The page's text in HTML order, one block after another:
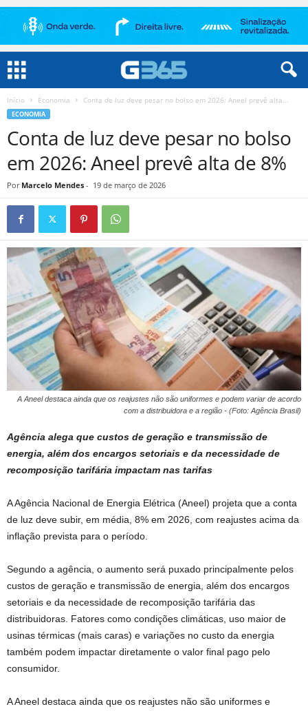
Início Economia Conta de luz deve pesar no bolso em 2026: Aneel prevê alta...
ECONOMIA
Conta de luz deve pesar no bolso
em 2026: Aneel prevê alta de 8%
Por Marcelo Mendes - 19 de março de 2026
A Aneel destaca ainda que os reajustes não são uniformes e podem variar de acordo
com a distribuidora e a região - (Foto: Agência Brasil)
Agência alega que custos de geração e transmissão de
energia, além dos encargos setoriais e da necessidade de
recomposição tarifária impactam nas tarifas
A Agência Nacional de Energia Elétrica (Aneel) projeta que a conta
de luz deve subir, em média, 8% em 2026, com reajustes acima da
inflação prevista para o período.
Segundo a agência, o aumento será puxado principalmente pelos
custos de geração e transmissão de energia, além dos encargos
setoriais e da necessidade de recomposição tarifária das
distribuidoras. Fatores como condições climáticas, uso maior de
usinas térmicas (mais caras) e variações no custo da energia
também podem impactar diretamente o valor final pago pelo
consumidor.
A Aneel destaca ainda que os reajustes não são uniformes e